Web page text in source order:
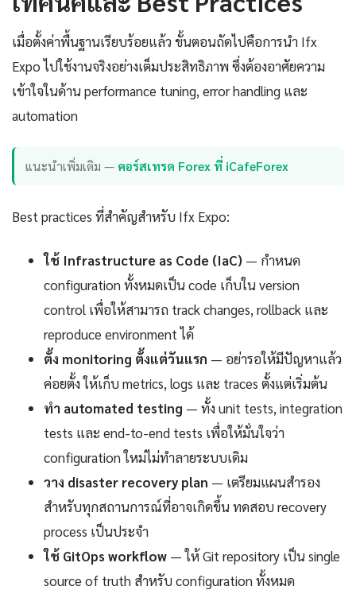
เมื่อตั้งค่าพื้นฐานเรียบร้อยแล้ว ขั้นตอนถัดไปคือการนำ Ifx
Expo ไปใช้งานจริงอย่างเต็มประสิทธิภาพ ซึ่งต้องอาศัยความ
เข้าใจในด้าน performance tuning, error handling และ
automation
แนะนำเพิ่มเติม — คอร์สเทรด Forex ที่ iCafeForex
Best practices ที่สำคัญสำหรับ Ifx Expo:
ใช้ Infrastructure as Code (IaC) — กำหนด
configuration ทั้งหมดเป็น code เก็บใน version
control เพื่อให้สามารถ track changes, rollback และ
reproduce environment ได้
ตั้ง monitoring ตั้งแต่วันแรก — อย่ารอให้มีปัญหาแล้ว
ค่อยตั้ง ให้เก็บ metrics, logs และ traces ตั้งแต่เริ่มต้น
ทำ automated testing — ทั้ง unit tests, integration
tests และ end-to-end tests เพื่อให้มั่นใจว่า
configuration ใหม่ไม่ทำลายระบบเดิม
วาง disaster recovery plan — เตรียมแผนสำรอง
สำหรับทุกสถานการณ์ที่อาจเกิดขึ้น ทดสอบ recovery
process เป็นประจำ
ใช้ GitOps workflow — ให้ Git repository เป็น single
source of truth สำหรับ configuration ทั้งหมด